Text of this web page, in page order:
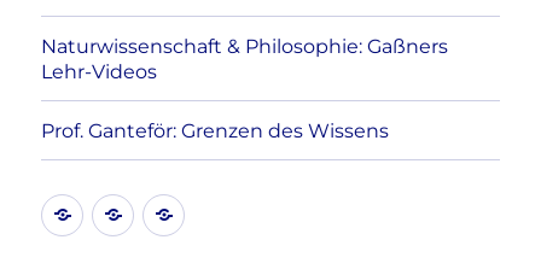
Naturwissenschaft & Philosophie: Gaßners
Lehr-Videos
Prof. Ganteför: Grenzen des Wissens
KontaktDatenschutzerklärung
Impressum